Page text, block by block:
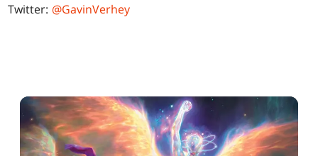
Twitter: @GavinVerhey